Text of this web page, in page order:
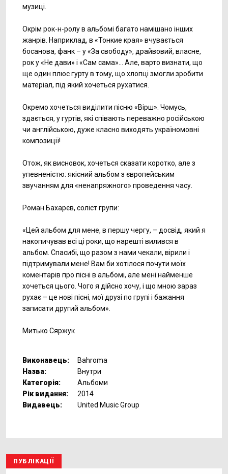
музиці.
Окрім рок-н-ролу в альбомі багато намішано інших
жанрів. Наприклад, в «Тонкие края» вчувається
босанова, фанк – у «За свободу», драйвовий, власне,
рок у «Не дави» і «Сам сама»… Але, варто визнати, що
ще один плюс гурту в тому, що хлопці змогли зробити
матеріал, під який хочеться рухатися.
Окремо хочеться виділити пісню «Вірш». Чомусь,
здається, у гуртів, які співають переважно російською
чи англійською, дуже класно виходять україномовні
композиції!
Отож, як висновок, хочеться сказати коротко, але з
упевненістю: якісний альбом з європейським
звучанням для «ненапряжного» проведення часу.
Роман Бахарєв, соліст групи:
«Цей альбом для мене, в першу чергу, – досвід, який я
накопичував всі ці роки, що нарешті вилився в
альбом. Спасибі, що разом з нами чекали, вірили і
підтримували мене! Вам би хотілося почути моїх
коментарів про пісні в альбомі, але мені найменше
хочеться цього. Чого я дійсно хочу, і що мною зараз
рухає – це нові пісні, мої друзі по групі і бажання
записати другий альбом».
Митько Сяржук
Виконавець:
Bahroma
Назва:
Внутри
Категорія:
Альбоми
Рік видання:
2014
Видавець:
United Music Group
ПУБЛІКАЦІЇ